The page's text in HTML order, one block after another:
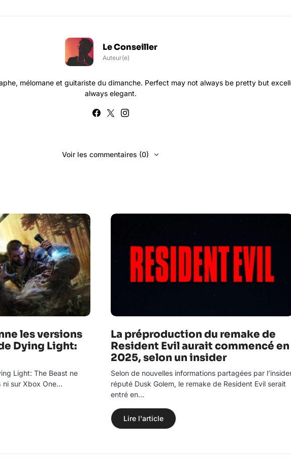
Le Conseiller
Auteur(e)
mélomane et guitariste du dimanche. Perfect may not always be pretty but
always elegant.
Voir les commentaires (0)
les versions
Dying Light:
Light: The Beast ne
ni sur Xbox One…
La préproduction du remake de
Resident Evil aurait commencé en
2025, selon un insider
Selon de nouvelles informations partagées par
réputé Dusk Golem, le remake de Resident Evil serait
entré en…
Lire l'article